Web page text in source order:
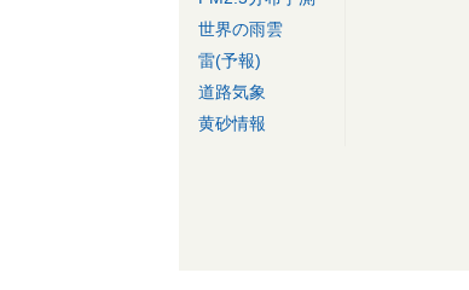
世界の雨雲
雷(予報)
道路気象
黄砂情報